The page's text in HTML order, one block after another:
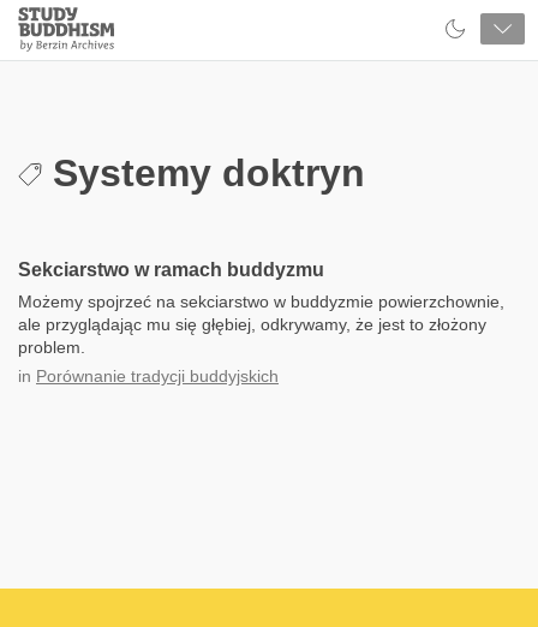
Close
Study
Buddhism
Systemy doktryn
Sekciarstwo w ramach buddyzmu
Możemy spojrzeć na sekciarstwo w buddyzmie powierzchownie,
ale przyglądając mu się głębiej, odkrywamy, że jest to złożony
problem.
in Porównanie tradycji buddyjskich